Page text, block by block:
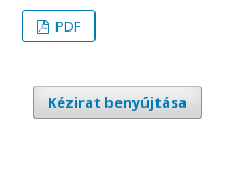
PDF
Kézirat benyújtása